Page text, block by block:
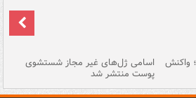
واکنش اسامی ژل‌های غیر مجاز شستشوی
پوست منتشر شد